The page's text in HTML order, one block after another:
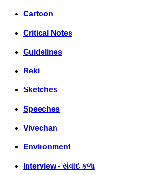
Cartoon
Critical Notes
Guidelines
Reki
Sketches
Speeches
Vivechan
Environment
Interview - સંવાદ કળા